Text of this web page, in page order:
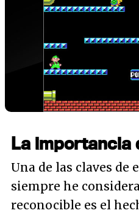
La importancia
Una de las claves de
siempre he
reconocible es el